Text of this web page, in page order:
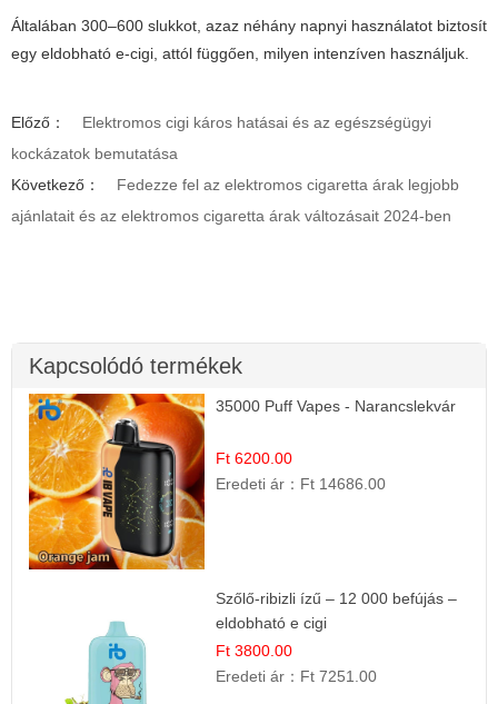
Általában 300–600 slukkot, azaz néhány napnyi használatot biztosít
egy eldobható e-cigi, attól függően, milyen intenzíven használjuk.
Előző：
Elektromos cigi káros hatásai és az egészségügyi
kockázatok bemutatása
Következő：
Fedezze fel az elektromos cigaretta árak legjobb
ajánlatait és az elektromos cigaretta árak változásait 2024-ben
Kapcsolódó termékek
35000 Puff Vapes - Narancslekvár
Ft 6200.00
Eredeti ár： Ft 14686.00
Szőlő-ribizli ízű – 12 000 befújás –
eldobható e cigi
Ft 3800.00
Eredeti ár： Ft 7251.00